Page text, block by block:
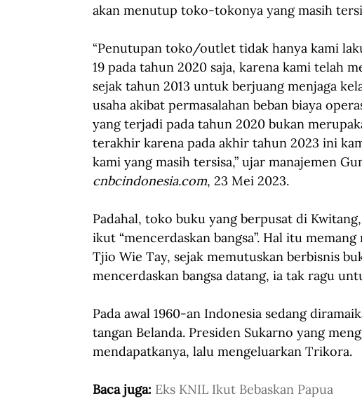
akan menutup toko-tokonya yang masih
“Penutupan toko/outlet tidak hanya kami
19 pada tahun 2020 saja, karena kami telah
sejak tahun 2013 untuk berjuang menjaga
usaha akibat permasalahan beban biaya
yang terjadi pada tahun 2020 bukan
terakhir karena pada akhir tahun 2023 ini
kami yang masih tersisa,” ujar manajemen
cnbcindonesia.com, 23 Mei 2023.
Padahal, toko buku yang berpusat di
ikut “mencerdaskan bangsa”. Hal itu
Tjio Wie Tay, sejak memutuskan berbisnis
mencerdaskan bangsa datang, ia tak ragu
Pada awal 1960-an Indonesia sedang
tangan Belanda. Presiden Sukarno yang
mendapatkanya, lalu mengeluarkan Trikora.
Baca juga: Eks KNIL Ikut Bebaskan Papua